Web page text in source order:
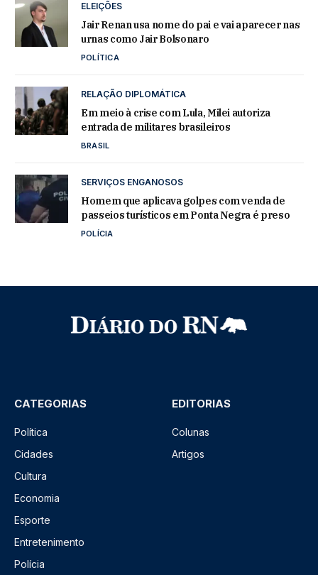
ELEIÇÕES
Jair Renan usa nome do pai e vai aparecer nas
urnas como Jair Bolsonaro
POLÍTICA
RELAÇÃO DIPLOMÁTICA
Em meio à crise com Lula, Milei autoriza
entrada de militares brasileiros
BRASIL
SERVIÇOS ENGANOSOS
Homem que aplicava golpes com venda de
passeios turísticos em Ponta Negra é preso
POLÍCIA
CATEGORIAS
Política
Cidades
Cultura
Economia
Esporte
Entretenimento
Polícia
EDITORIAS
Colunas
Artigos